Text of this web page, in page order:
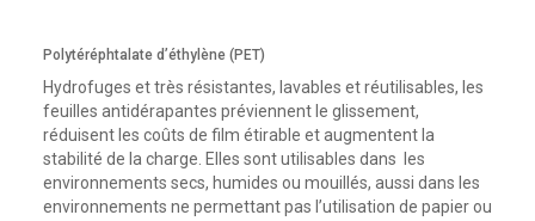
Polytéréphtalate d’éthylène (PET)
Hydrofuges et très résistantes, lavables et réutilisables, les
feuilles antidérapantes préviennent le glissement,
réduisent les coûts de film étirable et augmentent la
stabilité de la charge. Elles sont utilisables dans les
environnements secs, humides ou mouillés, aussi dans les
environnements ne permettant pas l’utilisation de papier ou